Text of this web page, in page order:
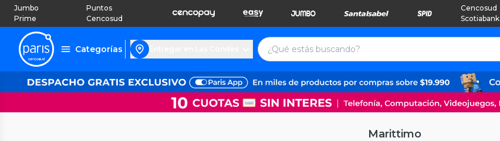
Jumbo
Prime
Puntos
Cencosud
Cencosud
Scotiabank
Categorías
Marittimo